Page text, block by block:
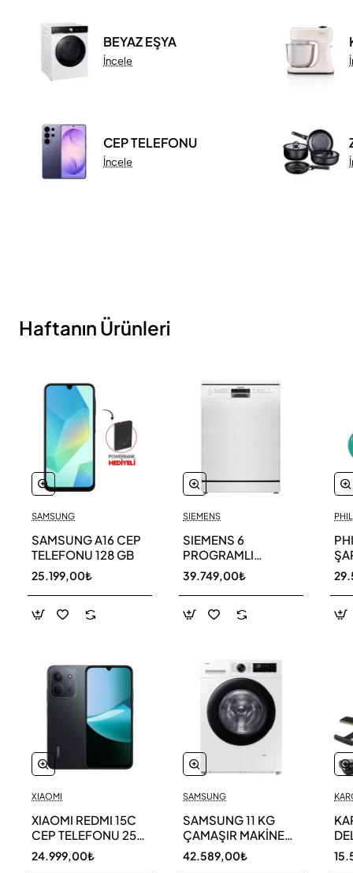
BEYAZ EŞYA
İncele
CEP TELEFONU
İncele
Haftanın Ürünleri
SAMSUNG
SAMSUNG A16 CEP
TELEFONU 128 GB
25.199,00₺
XIAOMI
XIAOMI REDMI 15C
CEP TELEFONU 256
GB
24.999,00₺
SIEMENS
SIEMENS 6
PROGRAMLI
BULAŞIK MAKİNESİ
SN216W00DT
39.749,00₺
SAMSUNG
SAMSUNG 11 KG
ÇAMAŞIR MAKİNESİ
WW11DG5B25AEAH
42.589,00₺
11